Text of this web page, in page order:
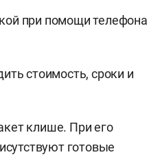
при помощи телефона
стоимость, сроки и
клише. При его
готовые